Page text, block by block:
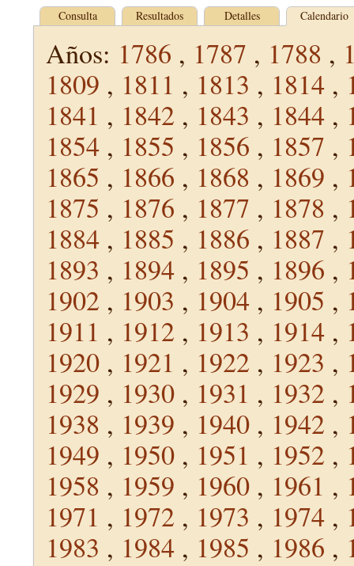
Consulta Resultados Detalles Calendario
Años: 1786 , 1787 , 1788 ,
1809 , 1811 , 1813 , 1814 ,
1841 , 1842 , 1843 , 1844 ,
1854 , 1855 , 1856 , 1857 ,
1865 , 1866 , 1868 , 1869 ,
1875 , 1876 , 1877 , 1878 ,
1884 , 1885 , 1886 , 1887 ,
1893 , 1894 , 1895 , 1896 ,
1902 , 1903 , 1904 , 1905 ,
1911 , 1912 , 1913 , 1914 ,
1920 , 1921 , 1922 , 1923 ,
1929 , 1930 , 1931 , 1932 ,
1938 , 1939 , 1940 , 1942 ,
1949 , 1950 , 1951 , 1952 ,
1958 , 1959 , 1960 , 1961 ,
1971 , 1972 , 1973 , 1974 ,
1983 , 1984 , 1985 , 1986 ,